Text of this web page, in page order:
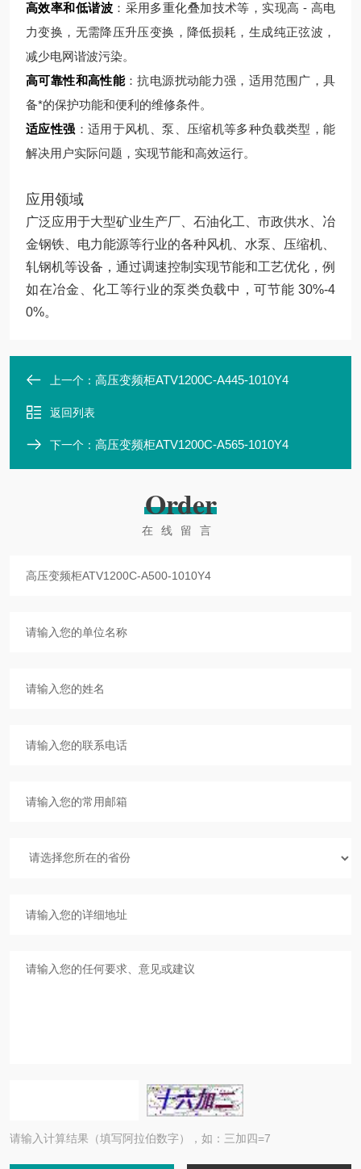
高效率和低谐波 ：采用多重化叠加技术等，实现高 - 高电
力变换，无需降压升压变换，降低损耗，生成纯正弦波，
减少电网谐波污染。
高可靠性和高性能：抗电源扰动能力强，适用范围广，具
备*的保护功能和便利的维修条件。
适应性强 ：适用于风机、泵、压缩机等多种负载类型，能
解决用户实际问题，实现节能和高效运行。
应用领域
广泛应用于大型矿业生产厂、石油化工、市政供水、冶
金钢铁、电力能源等行业的各种风机、水泵、压缩机、
轧钢机等设备，通过调速控制实现节能和工艺优化，例
如在冶金、化工等行业的泵类负载中，可节能 30%-4
0%。
上一个： 高压变频柜ATV1200C-A445-1010Y4
返回列表
下一个： 高压变频柜ATV1200C-A565-1010Y4
Order
在线留言
请输入计算结果（填写阿拉伯数字），如：三加四=7